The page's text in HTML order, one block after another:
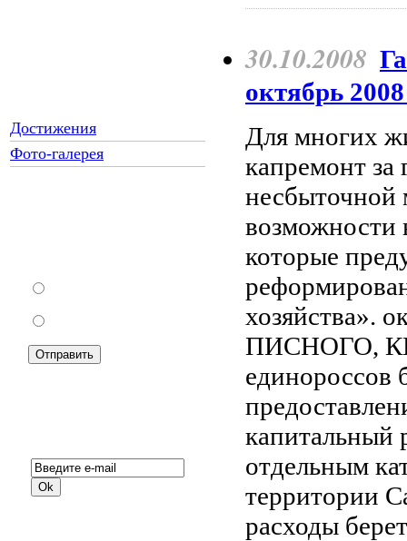
Достижения
Фото-галерея
30.10.2008
октябрь 2008
Для многих
капремонт за
несбыточной
возможности
которые
хозяйства».
ПИСНОГО,
единороссов
капитальный
отдельным
территории
рас­ходы